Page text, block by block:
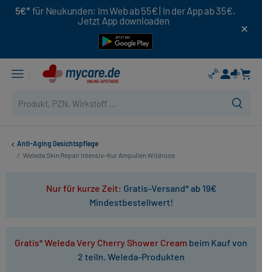
5€* für Neukunden: Im Web ab 55€ | In der App ab 35€.
Jetzt App downloaden
Anti-Aging Gesichtspflege
/ Weleda Skin Repair Intensiv-Kur Ampullen Wildrose
Nur für kurze Zeit: Gratis-Versand* ab 19€
Mindestbestellwert!
Gratis* Weleda Very Cherry Shower Cream beim Kauf von
2 teiln. Weleda-Produkten